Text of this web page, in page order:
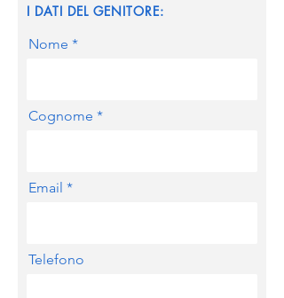
I DATI DEL GENITORE:
Nome
Cognome
Email
Telefono